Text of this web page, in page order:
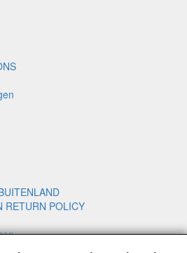
RETURN POLICY